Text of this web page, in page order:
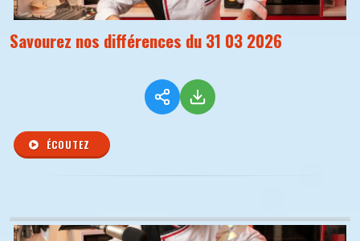
Savourez nos différences du 31 03 2026
ÉCOUTEZ